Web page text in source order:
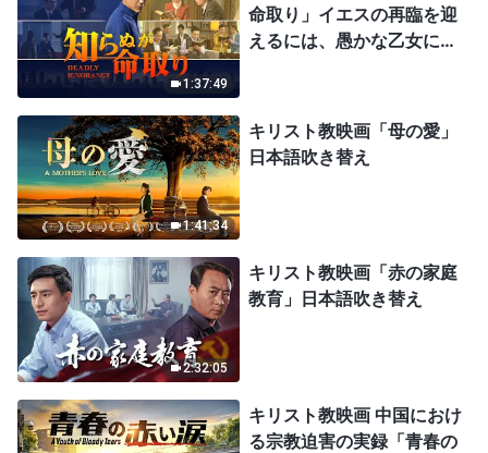
1:37:49
命取り」イエスの再臨を迎
えるには、愚かな乙女にな
1:41:34
キリスト教映画「母の愛」
日本語吹き替え
2:32:05
キリスト教映画「赤の家庭
教育」日本語吹き替え
キリスト教映画 中国におけ
る宗教迫害の実録「青春の